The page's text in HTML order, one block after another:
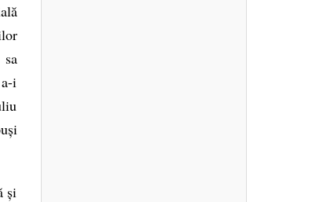
i
și